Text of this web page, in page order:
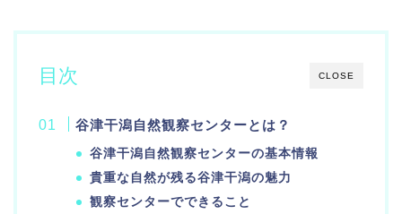
CLOSE
目次
谷津干潟自然観察センターとは？
谷津干潟自然観察センターの基本情報
貴重な自然が残る谷津干潟の魅力
観察センターでできること